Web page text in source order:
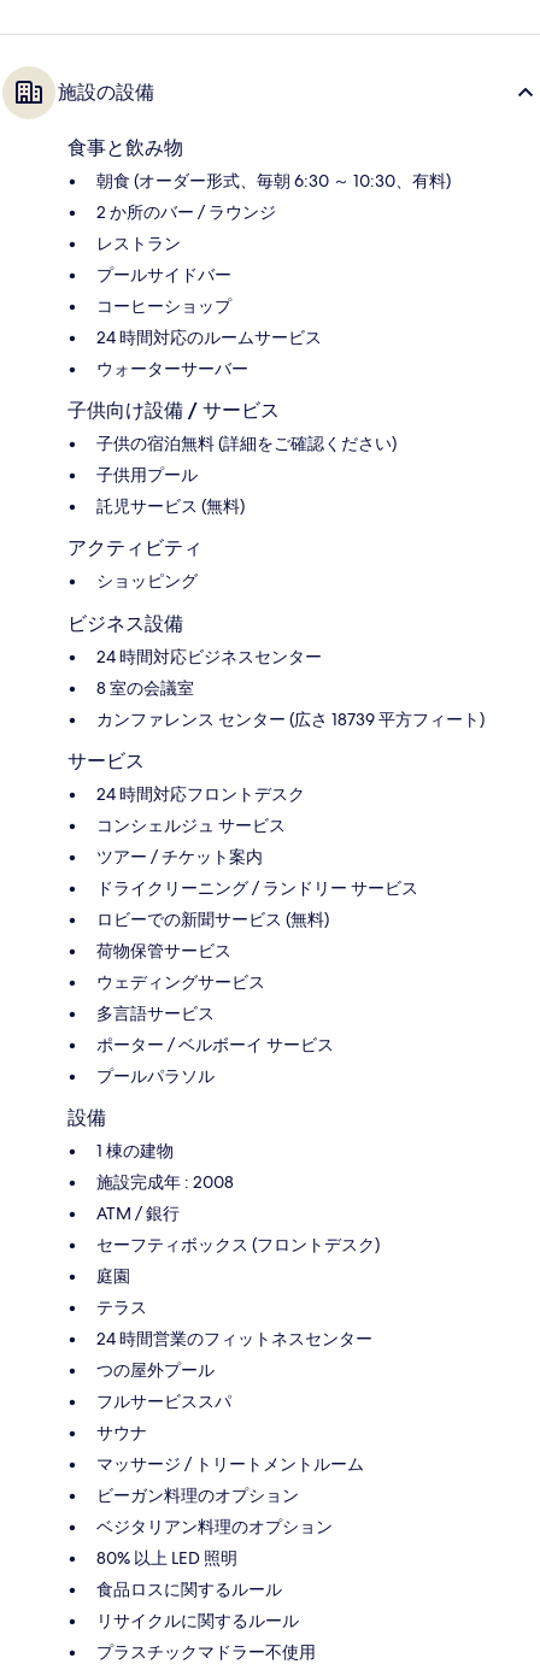
施設の設備
食事と飲み物
朝食 (オーダー形式、毎朝 6:30 ～ 10:30、有料)
2 か所のバー / ラウンジ
レストラン
プールサイドバー
コーヒーショップ
24 時間対応のルームサービス
ウォーターサーバー
子供向け設備 / サービス
子供の宿泊無料 (詳細をご確認ください)
子供用プール
託児サービス (無料)
アクティビティ
ショッピング
ビジネス設備
24 時間対応ビジネスセンター
8 室の会議室
カンファレンス センター (広さ 18739 平方フィート)
サービス
24 時間対応フロントデスク
コンシェルジュ サービス
ツアー / チケット案内
ドライクリーニング / ランドリー サービス
ロビーでの新聞サービス (無料)
荷物保管サービス
ウェディングサービス
多言語サービス
ポーター / ベルボーイ サービス
プールパラソル
設備
1 棟の建物
施設完成年 : 2008
ATM / 銀行
セーフティボックス (フロントデスク)
庭園
テラス
24 時間営業のフィットネスセンター
つの屋外プール
フルサービススパ
サウナ
マッサージ / トリートメントルーム
ビーガン料理のオプション
ベジタリアン料理のオプション
80% 以上 LED 照明
食品ロスに関するルール
リサイクルに関するルール
プラスチックマドラー不使用